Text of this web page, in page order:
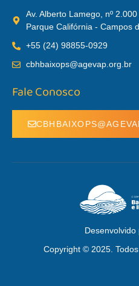
Av. Alberto Lamego, nº
Parque Califórnia - Campos
+55 (24) 98855-0929
cbhbaixops@agevap.org.br
Fale Conosco
Desenvolvido
Copyright © 2025.